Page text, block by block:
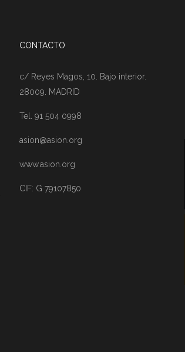
CONTACTO
c/ Reyes Magos, 10. Bajo interior.
28009. MADRID
Tel. 91 504 0998
asion@asion.org
www.asion.org
CIF: G 79107850